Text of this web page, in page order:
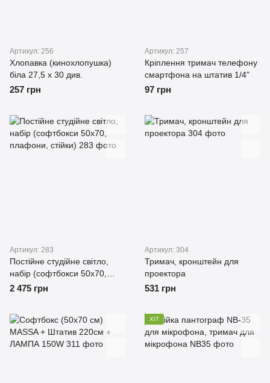
Артикул: 256
Хлопавка (кинохлопушка)
біла 27,5 х 30 див.
257 грн
Артикул: 257
Кріплення тримач телефону
смартфона на штатив 1/4"
97 грн
Артикул: 283
Постійне студійне світло,
набір (софтбокси 50x70,
плафони, стійки)
2 475 грн
Артикул: 304
Тримач, кронштейн для
проектора
531 грн
ХІТ